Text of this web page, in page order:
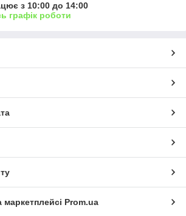
з 10:00 до 14:00
графік роботи
Prom.ua